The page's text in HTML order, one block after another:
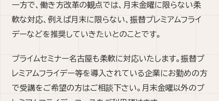
一方で、働き方改革の観点では、月末金曜に限らない柔
軟な対応、例えば月末に限らない、振替プレミアムフライ
デーなどを推奨していきたいとのことです。
プライムセミナー名古屋も柔軟に対応いたします。振替プ
レミアムフライデー等を導入されている企業にお勤めの方
で受講をご希望の方はご相談下さい。月末金曜以外のプ